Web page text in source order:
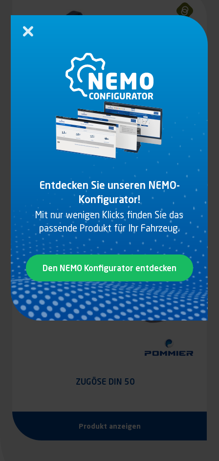
ZUGÖSE DIN 50 MIT SOCKEL
Produkt anzeigen
ZUGÖSE DIN 50
Produkt anzeigen
Entdecken Sie unseren NEMO-
Konfigurator!
Mit nur wenigen Klicks finden Sie das
passende Produkt für Ihr Fahrzeug.
Den NEMO Konfigurator entdecken